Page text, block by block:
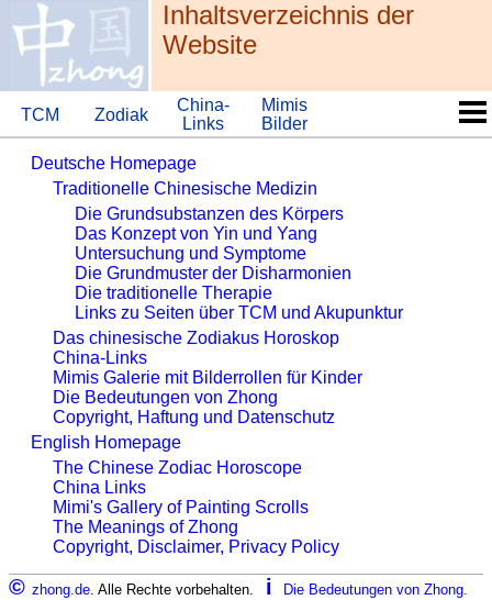
Inhaltsver­zeichnis der
Website
TCM Zodiak
China-​
Links
Mimis
Bilder
Deutsche Homepage
Traditionelle Chinesische Medizin
Die Grundsubstanzen des Körpers
Das Konzept von Yin und Yang
Untersuchung und Symptome
Die Grundmuster der Disharmonien
Die traditionelle Therapie
Links zu Seiten über TCM und Akupunktur
Das chinesische Zodiakus Horoskop
China-​Links
Mimis Galerie mit Bilderrollen für Kinder
Die Bedeutungen von Zhong
Copyright, Haftung und Datenschutz
English Homepage
The Chinese Zodiac Horoscope
China Links
Mimi's Gallery of Painting Scrolls
The Meanings of Zhong
Copyright, Disclaimer, Privacy Policy
© zhong.de. Alle Rechte vorbehalten. i
Die Bedeutungen von Zhong.